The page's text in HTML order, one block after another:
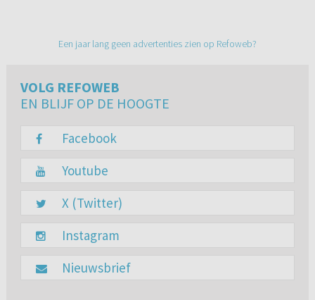
Een jaar lang geen advertenties zien op Refoweb?
VOLG REFOWEB
EN BLIJF OP DE HOOGTE
Facebook
Youtube
X (Twitter)
Instagram
Nieuwsbrief